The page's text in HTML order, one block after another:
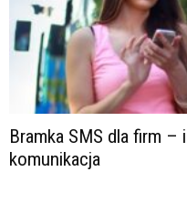
Bramka SMS dla firm
komunikacja